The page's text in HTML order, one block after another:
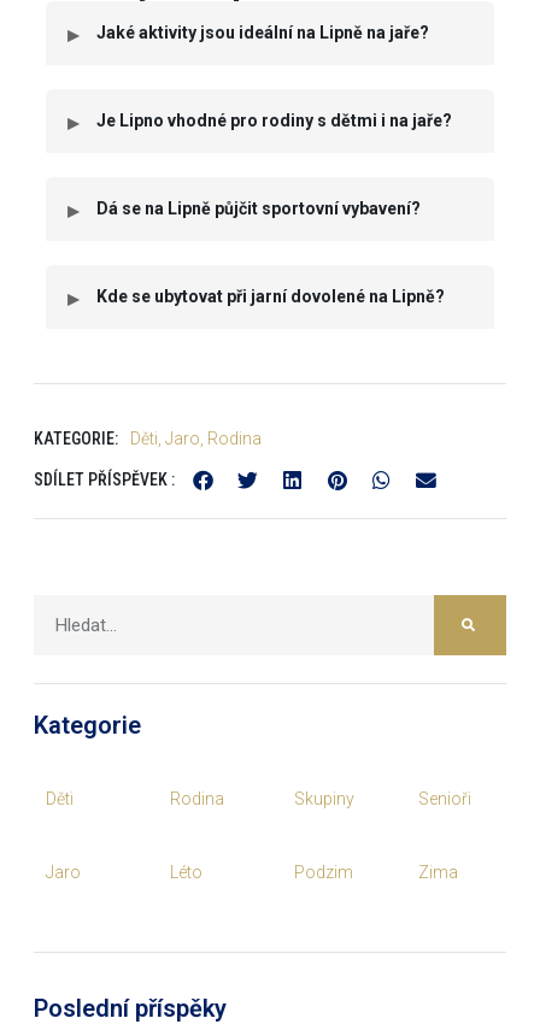
Jaké aktivity jsou ideální na Lipně na jaře?
Je Lipno vhodné pro rodiny s dětmi i na jaře?
Dá se na Lipně půjčit sportovní vybavení?
Kde se ubytovat při jarní dovolené na Lipně?
KATEGORIE: Děti Jaro Rodina
SDÍLET PŘÍSPĚVEK :
Kategorie
Děti Rodina Skupiny Senioři
Jaro Léto Podzim Zima
Poslední příspěky